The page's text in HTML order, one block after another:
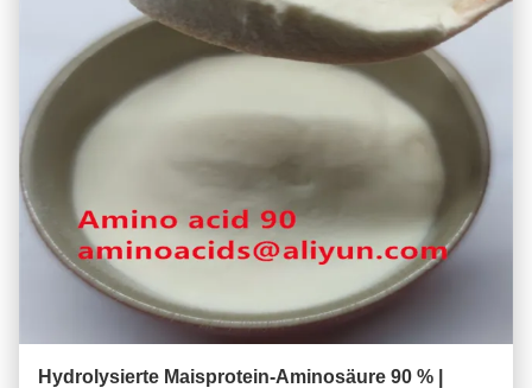
Hydrolysierte Maisprotein-Aminosäure 90 % |